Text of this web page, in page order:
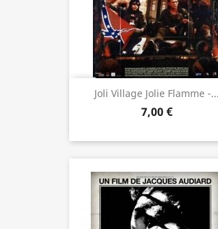
Joli Village Jolie Flamme -...
7,00 €